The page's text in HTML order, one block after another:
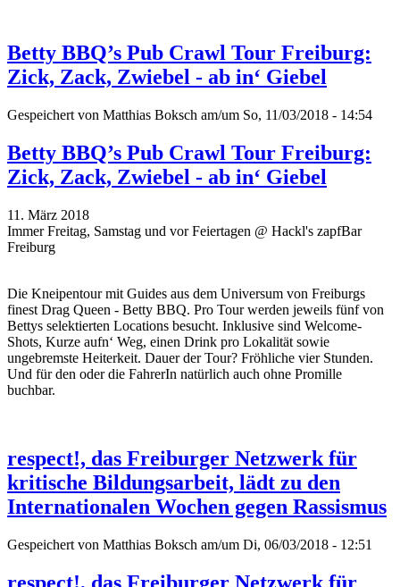
Betty BBQ’s Pub Crawl Tour Freiburg:
Zick, Zack, Zwiebel - ab in‘ Giebel
Gespeichert von Matthias Boksch am/um So, 11/03/2018 - 14:54
Betty BBQ’s Pub Crawl Tour Freiburg:
Zick, Zack, Zwiebel - ab in‘ Giebel
11. März 2018
Immer Freitag, Samstag und vor Feiertagen @ Hackl's zapfBar
Freiburg
Die Kneipentour mit Guides aus dem Universum von Freiburgs
finest Drag Queen - Betty BBQ. Pro Tour werden jeweils fünf von
Bettys selektierten Locations besucht. Inklusive sind Welcome-
Shots, Kurze aufn‘ Weg, einen Drink pro Lokalität sowie
ungebremste Heiterkeit. Dauer der Tour? Fröhliche vier Stunden.
Und für den oder die FahrerIn natürlich auch ohne Promille
buchbar.
respect!, das Freiburger Netzwerk für
kritische Bildungsarbeit, lädt zu den
Internationalen Wochen gegen Rassismus
Gespeichert von Matthias Boksch am/um Di, 06/03/2018 - 12:51
respect!, das Freiburger Netzwerk für